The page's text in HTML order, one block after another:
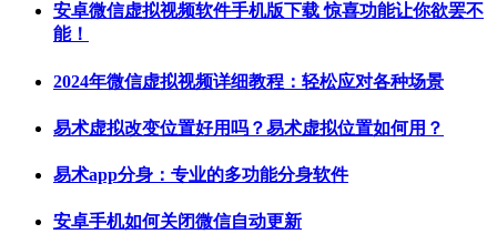
安卓微信虚拟视频软件手机版下载 惊喜功能让你欲罢不
能！
2024年微信虚拟视频详细教程：轻松应对各种场景
易术虚拟改变位置好用吗？易术虚拟位置如何用？
易术app分身：专业的多功能分身软件
安卓手机如何关闭微信自动更新